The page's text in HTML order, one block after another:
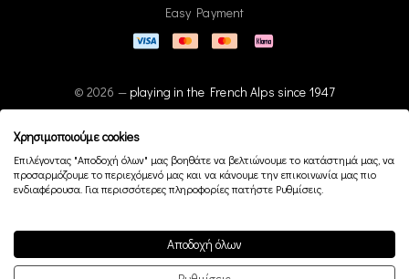
Easy Payment
© 2026 — playing in the French Alps since 1947
Χρησιμοποιούμε cookies
Επιλέγοντας "Αποδοχή όλων" μας βοηθάτε να βελτιώνουμε το κατάστημά μας, να
προσαρμόζουμε το περιεχόμενό μας και να κάνουμε την επικοινωνία μας πιο
ενδιαφέρουσα. Για περισσότερες πληροφορίες πατήστε Ρυθμίσεις.
Αποδοχή όλων